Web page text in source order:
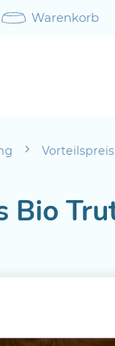
Warenkorb
Bio